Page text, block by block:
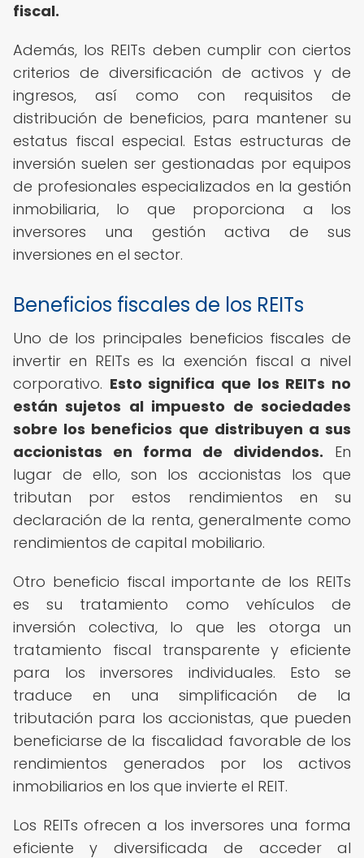
fiscal.
Además, los REITs deben cumplir con ciertos
criterios de diversificación de activos y de
ingresos, así como con requisitos de
distribución de beneficios, para mantener su
estatus fiscal especial. Estas estructuras de
inversión suelen ser gestionadas por equipos
de profesionales especializados en la gestión
inmobiliaria, lo que proporciona a los
inversores una gestión activa de sus
inversiones en el sector.
Beneficios fiscales de los REITs
Uno de los principales beneficios fiscales de
invertir en REITs es la exención fiscal a nivel
corporativo. Esto significa que los REITs no
están sujetos al impuesto de sociedades
sobre los beneficios que distribuyen a sus
accionistas en forma de dividendos. En
lugar de ello, son los accionistas los que
tributan por estos rendimientos en su
declaración de la renta, generalmente como
rendimientos de capital mobiliario.
Otro beneficio fiscal importante de los REITs
es su tratamiento como vehículos de
inversión colectiva, lo que les otorga un
tratamiento fiscal transparente y eficiente
para los inversores individuales. Esto se
traduce en una simplificación de la
tributación para los accionistas, que pueden
beneficiarse de la fiscalidad favorable de los
rendimientos generados por los activos
inmobiliarios en los que invierte el REIT.
Los REITs ofrecen a los inversores una forma
eficiente y diversificada de acceder al